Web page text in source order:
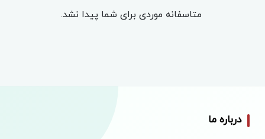
متاسفانه موردی برای شما پیدا نشد.
درباره ما